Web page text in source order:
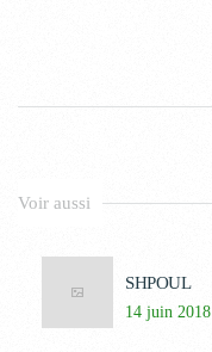
Voir aussi
SHPOUL
14 juin 2018